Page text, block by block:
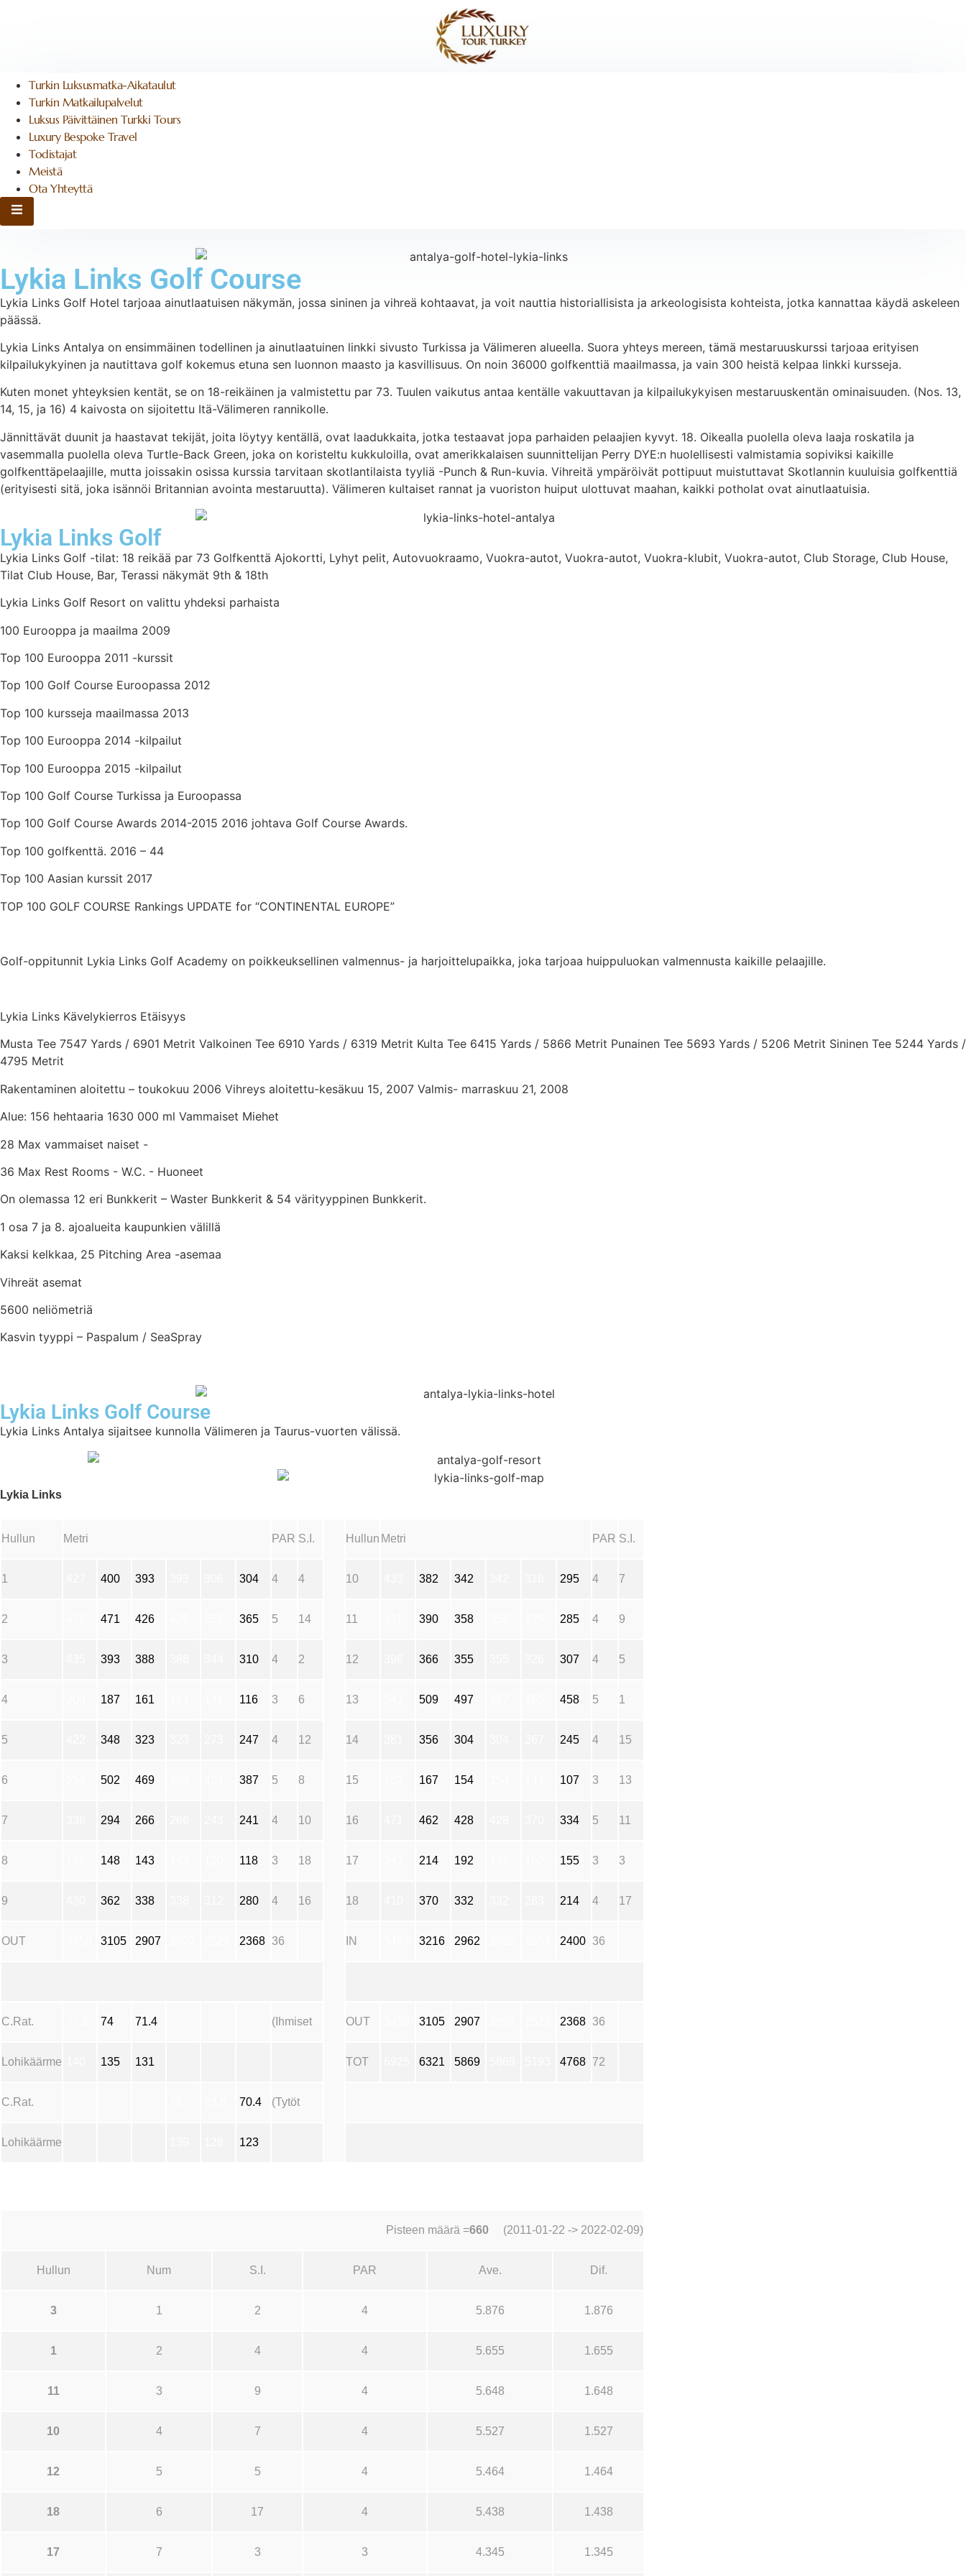
Turkin Luksusmatka-Aikataulut
Turkin Matkailupalvelut
Luksus Päivittäinen Turkki Tours
Luxury Bespoke Travel
Todistajat
Meistä
Ota Yhteyttä
Hamburger Toggle -valikko
Lykia Links Golf Course
Lykia Links Golf Hotel tarjoaa ainutlaatuisen näkymän, jossa sininen ja vihreä kohtaavat, ja voit nauttia historiallisista ja arkeologisista kohteista, jotka kannattaa käydä askeleen
päässä.
Lykia Links Antalya on ensimmäinen todellinen ja ainutlaatuinen linkki sivusto Turkissa ja Välimeren alueella. Suora yhteys mereen, tämä mestaruuskurssi tarjoaa erityisen
kilpailukykyinen ja nautittava golf kokemus etuna sen luonnon maasto ja kasvillisuus. On noin 36000 golfkenttiä maailmassa, ja vain 300 heistä kelpaa linkki kursseja.
Kuten monet yhteyksien kentät, se on 18-reikäinen ja valmistettu par 73. Tuulen vaikutus antaa kentälle vakuuttavan ja kilpailukykyisen mestaruuskentän ominaisuuden. (Nos. 13,
14, 15, ja 16) 4 kaivosta on sijoitettu Itä-Välimeren rannikolle.
Jännittävät duunit ja haastavat tekijät, joita löytyy kentällä, ovat laadukkaita, jotka testaavat jopa parhaiden pelaajien kyvyt. 18. Oikealla puolella oleva laaja roskatila ja
vasemmalla puolella oleva Turtle-Back Green, joka on koristeltu kukkuloilla, ovat amerikkalaisen suunnittelijan Perry DYE:n huolellisesti valmistamia sopiviksi kaikille
golfkenttäpelaajille, mutta joissakin osissa kurssia tarvitaan skotlantilaista tyyliä -Punch & Run-kuvia. Vihreitä ympäröivät pottipuut muistuttavat Skotlannin kuuluisia golfkenttiä
(erityisesti sitä, joka isännöi Britannian avointa mestaruutta). Välimeren kultaiset rannat ja vuoriston huiput ulottuvat maahan, kaikki potholat ovat ainutlaatuisia.
Lykia Links Golf
Lykia Links Golf -tilat: 18 reikää par 73 Golfkenttä Ajokortti, Lyhyt pelit, Autovuokraamo, Vuokra-autot, Vuokra-autot, Vuokra-klubit, Vuokra-autot, Club Storage, Club House,
Tilat Club House, Bar, Terassi näkymät 9th & 18th
Lykia Links Golf Resort on valittu yhdeksi parhaista
100 Eurooppa ja maailma 2009
Top 100 Eurooppa 2011 -kurssit
Top 100 Golf Course Euroopassa 2012
Top 100 kursseja maailmassa 2013
Top 100 Eurooppa 2014 -kilpailut
Top 100 Eurooppa 2015 -kilpailut
Top 100 Golf Course Turkissa ja Euroopassa
Top 100 Golf Course Awards 2014-2015 2016 johtava Golf Course Awards.
Top 100 golfkenttä. 2016 – 44
Top 100 Aasian kurssit 2017
TOP 100 GOLF COURSE Rankings UPDATE for “CONTINENTAL EUROPE”
Golf-oppitunnit Lykia Links Golf Academy on poikkeuksellinen valmennus- ja harjoittelupaikka, joka tarjoaa huippuluokan valmennusta kaikille pelaajille.
Lykia Links Kävelykierros Etäisyys
Musta Tee 7547 Yards / 6901 Metrit Valkoinen Tee 6910 Yards / 6319 Metrit Kulta Tee 6415 Yards / 5866 Metrit Punainen Tee 5693 Yards / 5206 Metrit Sininen Tee 5244 Yards /
4795 Metrit
Rakentaminen aloitettu – toukokuu 2006 Vihreys aloitettu-kesäkuu 15, 2007 Valmis- marraskuu 21, 2008
Alue: 156 hehtaaria 1630 000 ml Vammaiset Miehet
28 Max vammaiset naiset -
36 Max Rest Rooms - W.C. - Huoneet
On olemassa 12 eri Bunkkerit – Waster Bunkkerit & 54 värityyppinen Bunkkerit.
1 osa 7 ja 8. ajoalueita kaupunkien välillä
Kaksi kelkkaa, 25 Pitching Area -asemaa
Vihreät asemat
5600 neliömetriä
Kasvin tyyppi – Paspalum / SeaSpray
Lykia Links Golf Course
Lykia Links Antalya sijaitsee kunnolla Välimeren ja Taurus-vuorten välissä.
Lykia Links
Hullun Metri PAR S.I. Hullun Metri PAR S.I.
1 400 393 304 4 4 10 382 342 295 4 7
2 471 426 365 5 14 11 390 358 285 4 9
3 393 388 310 4 2 12 366 355 307 4 5
4 187 161 116 3 6 13 509 497 458 5 1
5 348 323 247 4 12 14 356 304 245 4 15
6 502 469 387 5 8 15 167 154 107 3 13
7 294 266 241 4 10 16 462 428 334 5 11
8 148 143 118 3 18 17 214 192 155 3 3
9 362 338 280 4 16 18 370 332 214 4 17
OUT 3105 2907 2368 36 IN 3216 2962 2400 36
C.Rat. 74 71.4 (Ihmiset OUT 3105 2907 2368 36
Lohikäärme 135 131 TOT 6321 5869 4768 72
C.Rat. 70.4 (Tytöt
Lohikäärme 123
Pisteen määrä =660 (2011-01-22 -> 2022-02-09)
Hullun Num S.I. PAR Ave. Dif.
3 1 2 4 5.876 1.876
1 2 4 4 5.655 1.655
11 3 9 4 5.648 1.648
10 4 7 4 5.527 1.527
12 5 5 4 5.464 1.464
18 6 17 4 5.438 1.438
17 7 3 3 4.345 1.345